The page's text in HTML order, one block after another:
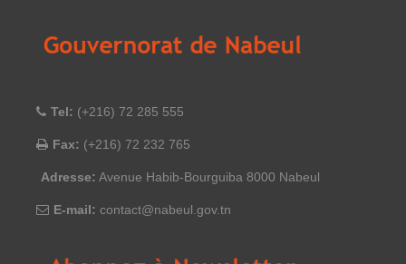
Tel: (+216) 72 285 555
Fax: (+216) 72 232 765
Adresse: Avenue Habib-Bourguiba 8000 Nabeul
E-mail: contact@nabeul.gov.tn